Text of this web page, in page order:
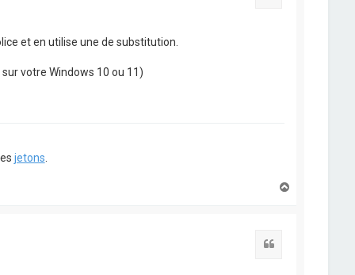
et en utilise une de substitution.
votre Windows 10 ou 11)
jetons